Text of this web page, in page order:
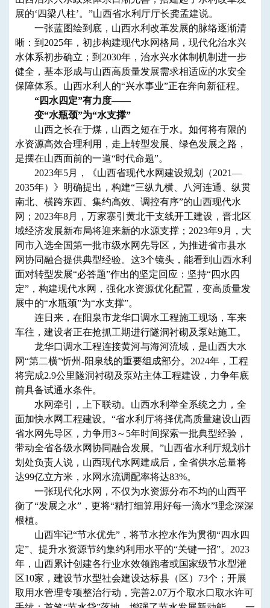
展的‘四梁八柱’。”山西省水利厅厅长龚孟建说。
一张蓝图绘到底，山西水利改革发展的脉络逐渐清
晰：到2025年，初步构建现代水网格局，现代化治水兴
水体系初步确立；到2030年，治水兴水体制机制进一步
健全，基本形成与山西高质量发展需求相适应的水安全
保障体系。山西水利人的“兴水事业”正在奔向新征程。
“四水四定”有力度——
变“水瓶颈”为“水支撑”
山西之长在于煤，山西之短在于水。如何将有限的
水资源高效合理利用，走上转型发展、绿色发展之路，
是摆在山西面前的一道“时代命题”。
2023年5月，《山西省现代水网建设规划（2021—
2035年）》明确提出，构建“三纵九横、八河连通、纵贯
南北、横跨东西、集约高效、调控有序”的山西现代水
网；2023年8月，万家寨引黄北干支线开工建设，晋北区
域经济发展新布局将迎来新的水源支撑；2023年9月，大
同市入选全国第一批市级水网先导区，为推进省市县水
网协同融合提供典型经验。这3个镜头，能看到山西水利
面对转型发展“必答题”作出的坚定回应：坚持“四水四
定”，构建现代水网，强化水资源优化配置，变高质量发
展中的“水瓶颈”为“水支撑”。
连日来，在阳泉市龙华口调水工程施工现场，车来
车往，建设者正在抢抓工期进行隧洞衬砌及泵站施工。
龙华口调水工程连接黄河与海河流域，是山西大水
网“第二横”忻州-阳泉线的重要组成部分。2024年，工程
将完成2.9公里隧洞衬砌及泵站主体工程建设，力争年底
前具备试通水条件。
水网牵引，上下联动。山西水利举全系统之力，全
面加快水网工程建设。“省水利厅将择优高质量建设山西
省水网先导区，力争用3～5年时间探索一批典型经验，
带动全省各级水网协同融合发展。”山西省水利厅规划计
划处负责人说，山西现代水网建成后，全省供水总量将
达99亿立方米，水网水流调配率将达83%。
一张现代化水网，不仅为水资源分布不均的山西平
衡了“发展之水”，更将“精打细算用好每一滴水”理念深深
根植。
山西牢记“节水优先”，将节水控水作为贯彻“四水四
定”、提升水资源节约集约利用水平的“关键一招”。2023
年，山西累计创建各行业水效领跑者或国家级节水型灌
区10家，建设节水型社会建设达标县（区）73个；开展
取用水管理专项整治行动，完善2.07万个取水口取水许可